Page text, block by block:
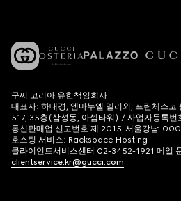
구찌 코리아 유한책임회사
대표자: 하태경, 엠마누엘 델리외, 프란체스
517, 35층(삼성동, 아셈타워) / 사업자등록
통신판매업 신고번호 제 2015-서울강남-
호스팅 서비스: Rackspace Hosting
클라이언트서비스센터 02-3452-1921 메일
clientservice.kr@gucci.com